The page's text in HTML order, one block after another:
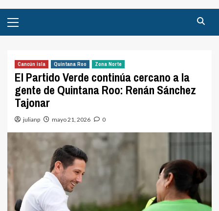
principal
Cancún isla Quintana Roo Zona Norte
El Partido Verde continúa cercano a la
gente de Quintana Roo: Renán Sánchez
Tajonar
julianp mayo 21, 2026 0